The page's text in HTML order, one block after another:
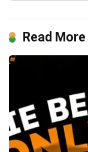
Read More